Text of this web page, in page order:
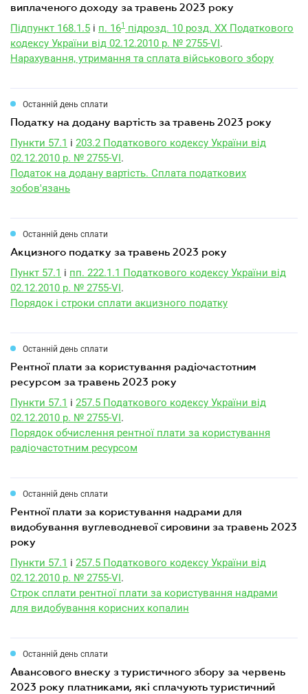
виплаченого доходу за травень 2023 року
Підпункт 168.1.5 і п. 161
підрозд. 10 розд. XX Податкового
кодексу України від 02.12.2010 р. № 2755-VI.
Нарахування, утримання та сплата військового збору
Останній день сплати
податку на додану вартість за травень 2023 року
Пункти 57.1 і 203.2 Податкового кодексу України від
02.12.2010 р. № 2755-VI.
Податок на додану вартість. Сплата податкових
зобов'язань
Останній день сплати
акцизного податку за травень 2023 року
Пункт 57.1 і пп. 222.1.1 Податкового кодексу України від
02.12.2010 р. № 2755-VI.
Порядок і строки сплати акцизного податку
Останній день сплати
рентної плати за користування радіочастотним
ресурсом за травень 2023 року
Пункти 57.1 і 257.5 Податкового кодексу України від
02.12.2010 р. № 2755-VI.
Порядок обчислення рентної плати за користування
радіочастотним ресурсом
Останній день сплати
рентної плати за користування надрами для
видобування вуглеводневої сировини за травень 2023
року
Пункти 57.1 і 257.5 Податкового кодексу України від
02.12.2010 р. № 2755-VI.
Строк сплати рентної плати за користування надрами
для видобування корисних копалин
Останній день сплати
авансового внеску з туристичного збору за червень
2023 року платниками, які сплачують туристичний